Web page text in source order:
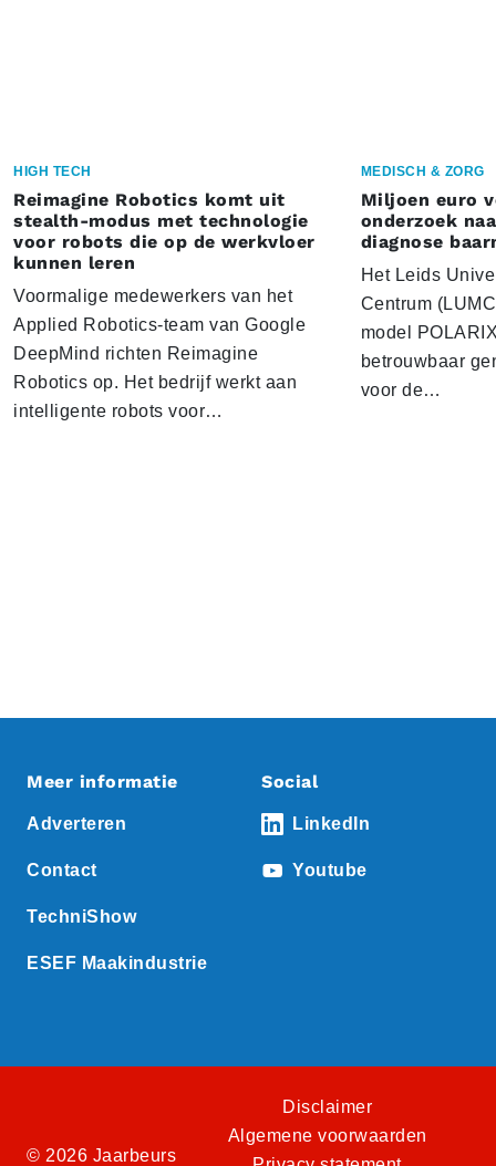
HIGH TECH
Reimagine Robotics komt uit
stealth-modus met technologie
voor robots die op de werkvloer
kunnen leren
Voormalige medewerkers van het
Applied Robotics-team van Google
DeepMind richten Reimagine
Robotics op. Het bedrijf werkt aan
intelligente robots voor…
MEDISCH & ZORG
Miljoen euro
onderzoek
diagnose
Het Leids
Centrum
model
betrouwbaar
voor de…
Meer informatie
Adverteren
Contact
TechniShow
ESEF Maakindustrie
Social
LinkedIn
Youtube
© 2026 Jaarbeurs
Disclaimer
Algemene voorwaarden